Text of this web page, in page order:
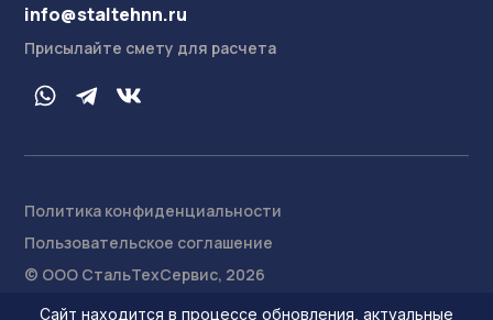
Сайт находится в процессе обновления, актуальные
info@staltehnn.ru
Присылайте смету для расчета
Политика конфиденциальности
Пользовательское соглашение
© ООО СтальТехСервис, 2026
На сайте осуществляется обработка пользовательских
Условиями обработки пользовательских данных
Ознакомлен